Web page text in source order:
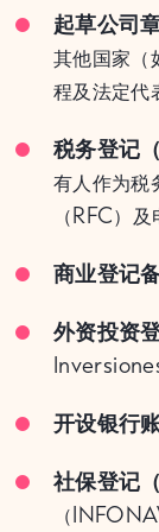
起草公司
其他国家（
程及法定代
税务登记
有人作为税
（RFC）
商业登记
外资投资
开设银行
社保登记
（